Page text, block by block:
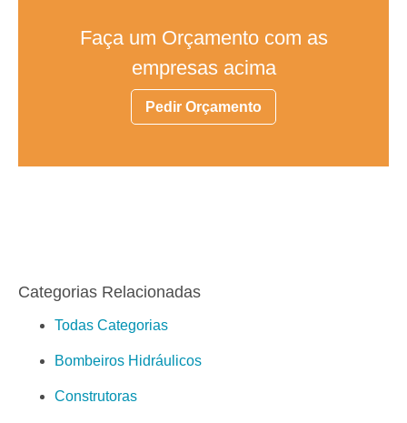
Faça um Orçamento com as
empresas acima
Pedir Orçamento
Categorias Relacionadas
Todas Categorias
Bombeiros Hidráulicos
Construtoras